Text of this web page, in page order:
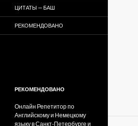
ЦИТАТЫ — БАШ
РЕКОМЕНДОВАНО
РЕКОМЕНДОВАНО
Онлайн Репетитор по
Английскому и Немецкому
языку в Санкт-Петербурге и